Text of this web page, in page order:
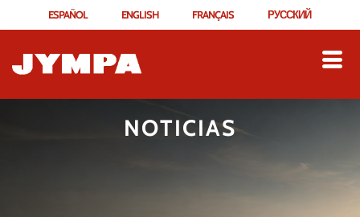
ESPAÑOL ENGLISH FRANÇAIS РУССКИЙ
NOTICIAS